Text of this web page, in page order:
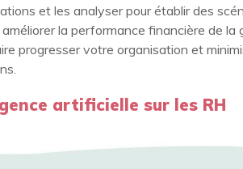
et les analyser pour établir des
la performance financière de la
progresser votre organisation et
artificielle sur les RH